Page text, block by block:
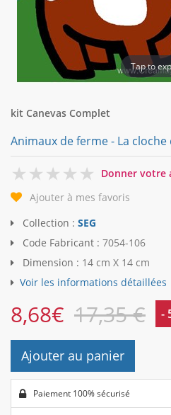
Tap to
kit Canevas Complet
Animaux de ferme - La cloche
0
Donner votre
Ajouter à mes favoris
Collection : SEG
Code Fabricant : 7054-106
Dimension : 14 cm X 14 cm
Voir les informations détaillées
8,68€ 17,35 € -
Ajouter au panier
Paiement 100% sécurisé